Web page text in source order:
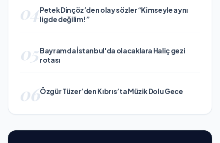
04Petek Dinçöz’den olay sözler “Kimseyle aynı
ligde değilim!”
05Bayramda İstanbul'da olacaklara Haliç gezi
rotası
06Özgür Tüzer’den Kıbrıs’ta Müzik Dolu Gece